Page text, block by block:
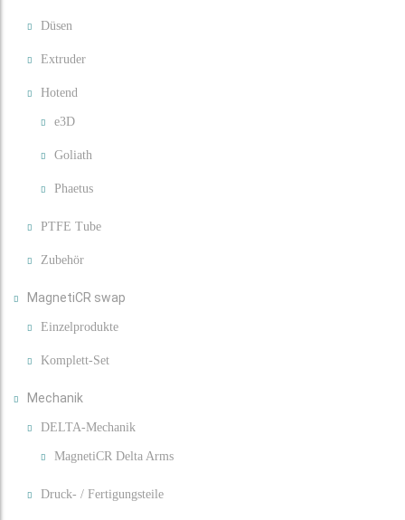
Düsen
Extruder
Hotend
e3D
Goliath
Phaetus
PTFE Tube
Zubehör
MagnetiCR swap
Einzelprodukte
Komplett-Set
Mechanik
DELTA-Mechanik
MagnetiCR Delta Arms
Druck- / Fertigungsteile